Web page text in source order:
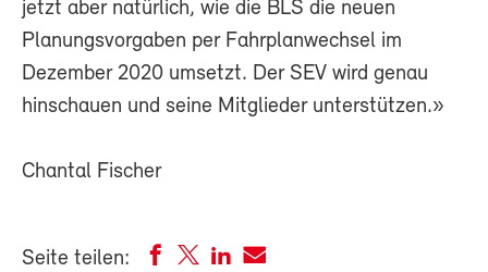
jetzt aber natürlich, wie die BLS die neuen
Planungsvorgaben per Fahrplanwechsel im
Dezember 2020 umsetzt. Der SEV wird genau
hinschauen und seine Mitglieder unterstützen.»
Chantal Fischer
Seite teilen: